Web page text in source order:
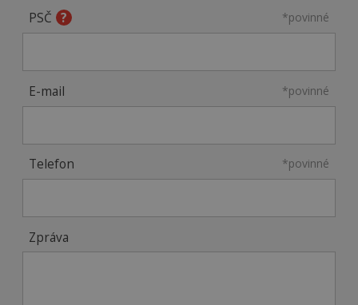
PSČ *povinné
E-mail *povinné
Telefon *povinné
Zpráva